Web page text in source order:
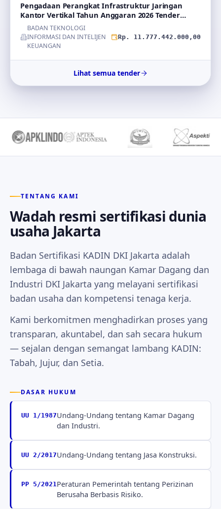
Pengadaan Perangkat Infrastruktur Jaringan
Kantor Vertikal Tahun Anggaran 2026 Tender
Ulang
BADAN TEKNOLOGI
INFORMASI DAN INTELIJEN
KEUANGAN
Rp. 11.777.442.000,00
Lihat semua tender
TENTANG KAMI
Wadah resmi sertifikasi dunia
usaha Jakarta
Badan Sertifikasi KADIN DKI Jakarta adalah
lembaga di bawah naungan Kamar Dagang dan
Industri DKI Jakarta yang melayani sertifikasi
badan usaha dan kompetensi tenaga kerja.
Kami berkomitmen menghadirkan proses yang
transparan, akuntabel, dan sah secara hukum
— sejalan dengan semangat lambang KADIN:
Tabah, Jujur, dan Setia.
DASAR HUKUM
UU 1/1987Undang-Undang tentang Kamar Dagang
dan Industri.
UU 2/2017Undang-Undang tentang Jasa Konstruksi.
PP 5/2021Peraturan Pemerintah tentang Perizinan
Berusaha Berbasis Risiko.